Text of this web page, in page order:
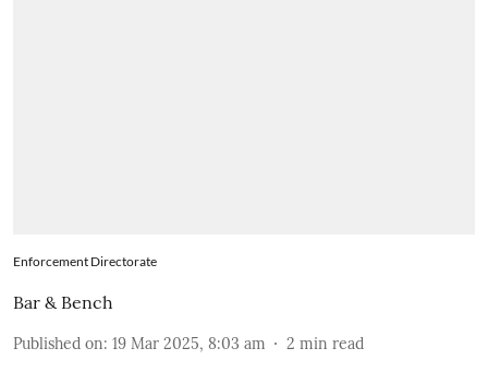
Enforcement Directorate
Bar & Bench
Published on: 19 Mar 2025, 8:03 am 2 min read